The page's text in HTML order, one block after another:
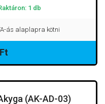
1 db
ás alaplapra kötni
(AK-AD-03)